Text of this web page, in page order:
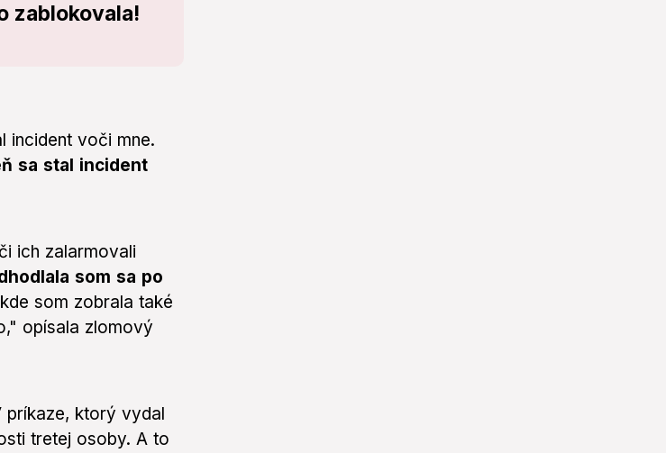
zablokovala!
incident voči mne.
sa stal incident
ich zalarmovali
som sa po
som zobrala také
opísala zlomový
príkaze, ktorý vydal
tretej osoby. A to